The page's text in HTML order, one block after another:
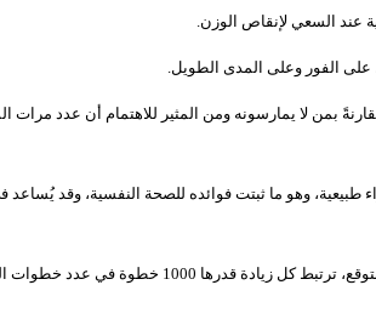
عند السعي لإنقاص الوزن.
الفور وعلى المدى الطويل.
بمن لا يمارسونه ومن المثير للاهتمام أن عدد مرات
وهو ما ثبتت فوائده للصحة النفسية، وقد يُساعد
ويساعد المشي على انخفاض خطر الوفاة المبكرة، ولتحسين متوسط العمر المتوقع،